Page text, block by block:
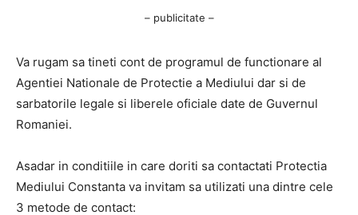
– publicitate –
Va rugam sa tineti cont de programul de functionare al
Agentiei Nationale de Protectie a Mediului dar si de
sarbatorile legale si liberele oficiale date de Guvernul
Romaniei.
Asadar in conditiile in care doriti sa contactati Protectia
Mediului Constanta va invitam sa utilizati una dintre cele
3 metode de contact: